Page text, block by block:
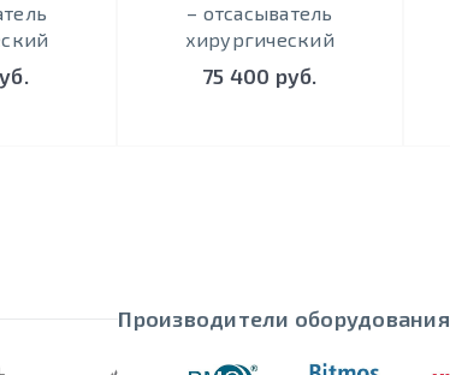
– отсасыватель
хирургический
75 400 руб.
Производители оборудования